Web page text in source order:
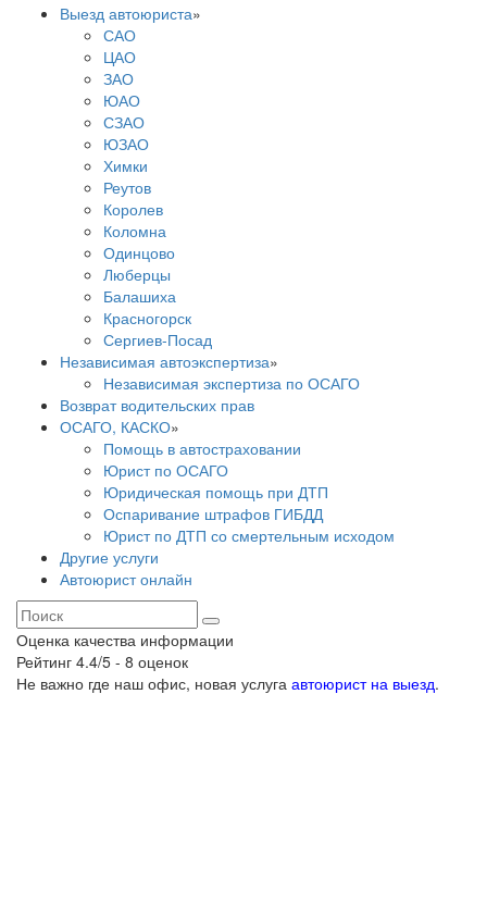
Выезд автоюриста»
САО
ЦАО
ЗАО
ЮАО
СЗАО
ЮЗАО
Химки
Реутов
Королев
Коломна
Одинцово
Люберцы
Балашиха
Красногорск
Сергиев-Посад
Независимая автоэкспертиза»
Независимая экспертиза по ОСАГО
Возврат водительских прав
ОСАГО, КАСКО»
Помощь в автостраховании
Юрист по ОСАГО
Юридическая помощь при ДТП
Оспаривание штрафов ГИБДД
Юрист по ДТП со смертельным исходом
Другие услуги
Автоюрист онлайн
Оценка качества информации
Рейтинг 4.4/5 - 8 оценок
Не важно где наш офис, новая услуга автоюрист на выезд.